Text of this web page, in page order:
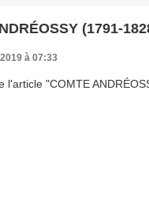
(1791-
à 07:33